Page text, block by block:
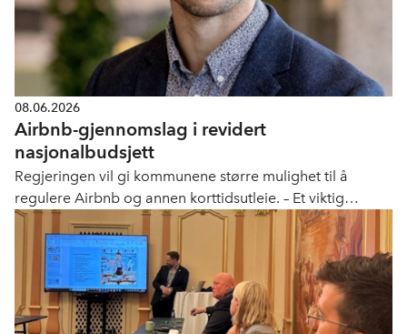
08.06.2026
Airbnb-gjennomslag i revidert
nasjonalbudsjett
Regjeringen vil gi kommunene større mulighet til å
regulere Airbnb og annen korttidsutleie. – Et viktig
gjennomslag, sier Ole Michael Bjørndal.